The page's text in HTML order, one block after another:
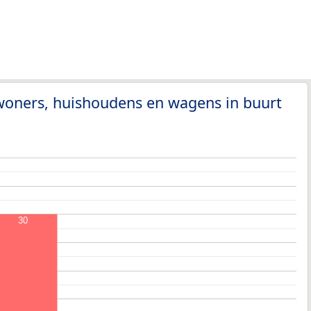
huishoudens en wagens in buurt
30